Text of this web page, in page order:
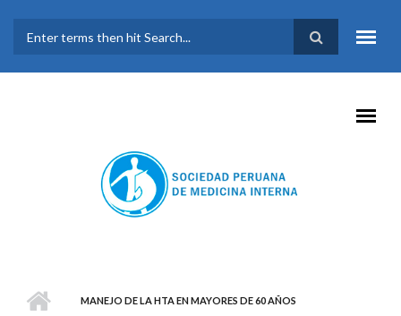
FORMULARIO DE
BÚSQUEDA
MANEJO DE LA HTA EN MAYORES DE 60 AÑOS